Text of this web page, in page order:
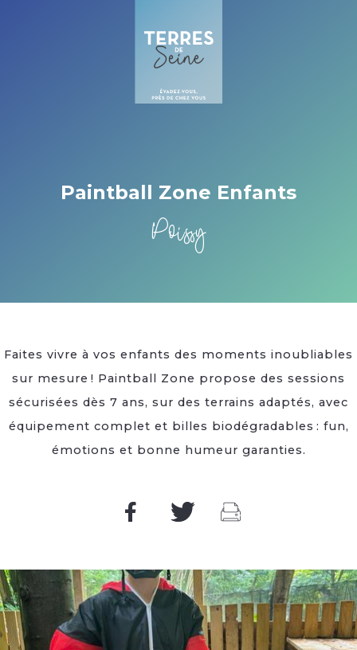
Paintball Zone Enfants
Poissy
Faites vivre à vos enfants des moments inoubliables
sur mesure ! Paintball Zone propose des sessions
sécurisées dès 7 ans, sur des terrains adaptés, avec
équipement complet et billes biodégradables : fun,
émotions et bonne humeur garanties.